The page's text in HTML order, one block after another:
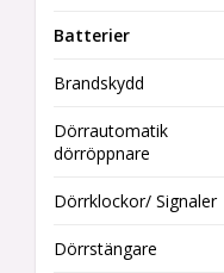
Batterier
Brandskydd
Dörrautomatik
dörröppnare
Dörrklockor/ Signaler
Dörrstängare